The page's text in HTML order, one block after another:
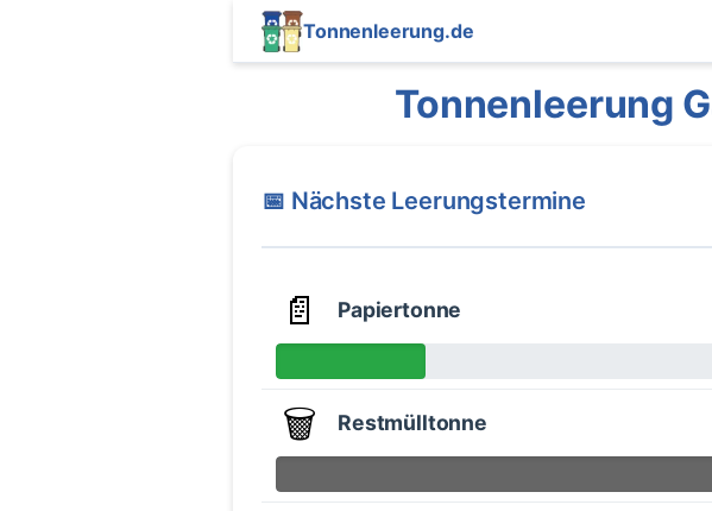
Tonnenleerung.de
Tonnenleerung
📅 Nächste Leerungstermine
📄 Papiertonne
🗑️ Restmülltonne